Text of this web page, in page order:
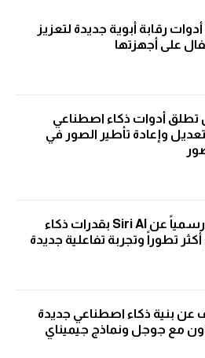
رقابة أبوية جديدة لتعزيز
على أجهزتها
تطلق أدوات ذكاء اصطناعي
وإعادة تأطير الصور في
أبل تعلن رسمياً عن Siri AI بقدرات ذكاء
تطوراً وتجربة تفاعلية جديدة
عن بنية ذكاء اصطناعي جديدة
مع جوجل ونماذج جيميناي